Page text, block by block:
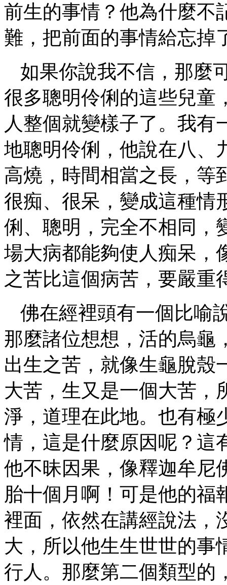
前生的事情？他為什麼不
難，把前面的事情給忘掉
如果你說我不信，那麼
很多聰明伶俐的這些兒童
人整個就變樣子了。我有
地聰明伶俐，他說在八、
高燒，時間相當之長，等
很痴、很呆，變成這種情
俐、聰明，完全不相同，
場大病都能夠使人痴呆，
之苦比這個病苦，要嚴重
佛在經裡頭有一個比喻
那麼諸位想想，活的烏龜
出生之苦，就像生龜脫殼
大苦，生又是一個大苦，
淨，道理在此地。也有極
情，這是什麼原因呢？這
他不昧因果，像釋迦牟尼
胎十個月啊！可是他的福
裡面，依然在講經說法，
大，所以他生生世世的事
行人。那麼第二個類型的